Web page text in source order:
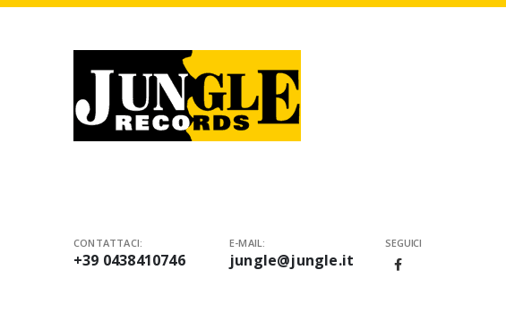
CONTATTACI:
+39 0438410746
E-MAIL:
jungle@jungle.it
SEGUICI